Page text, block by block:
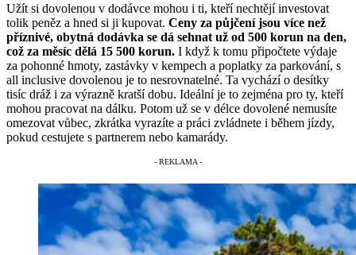
Užít si dovolenou v dodávce mohou i ti, kteří nechtějí investovat
tolik peněz a hned si ji kupovat. Ceny za půjčení jsou více než
příznivé, obytná dodávka se dá sehnat už od 500 korun na den,
což za měsíc dělá 15 500 korun. I když k tomu připočtete výdaje
za pohonné hmoty, zastávky v kempech a poplatky za parkování, s
all inclusive dovolenou je to nesrovnatelné. Ta vychází o desítky
tisíc dráž i za výrazně kratší dobu. Ideální je to zejména pro ty, kteří
mohou pracovat na dálku. Potom už se v délce dovolené nemusíte
omezovat vůbec, zkrátka vyrazíte a práci zvládnete i během jízdy,
pokud cestujete s partnerem nebo kamarády.